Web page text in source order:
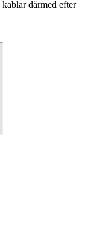
därmed efter